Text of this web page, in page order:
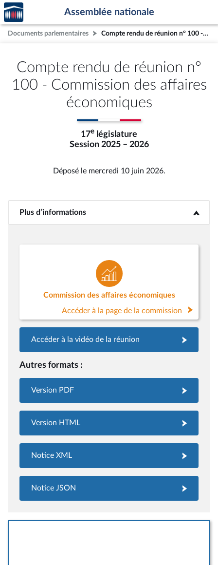
Aller au contenu
Aller en bas de la page
Accèder
à la
page
d'accueil
Assemblée nationale
Documents parlementaires Compte rendu de réunion n° 100 - Commission des affaires économiques
Compte rendu de réunion n°
100 - Commission des affaires
économiques
17e législature
Session 2025 – 2026
Déposé le mercredi 10 juin 2026.
Plus d’informations<b>Plus d’informations</b>
Commission des affaires économiques
Accéder à la page de la commission
Accéder à la vidéo de la réunion
Autres formats :
Version PDF
Version HTML
Notice XML
Notice JSON